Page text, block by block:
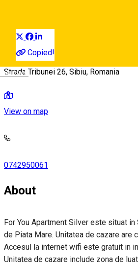
Deutsch
Copied!
Strada Tribunei 26, Sibiu, Romania
View on map
0742950061
About
For You Apartment Silver este situat
de Piata Mare. Unitatea de cazare are
Accesul la internet wifi este gratuit in
Unitatea de cazare include zona de